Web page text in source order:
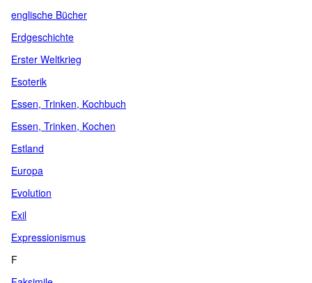
englische Bücher
Erdgeschichte
Erster Weltkrieg
Esoterik
Essen, Trinken, Kochbuch
Essen, Trinken, Kochen
Estland
Europa
Evolution
Exil
Expressionismus
F